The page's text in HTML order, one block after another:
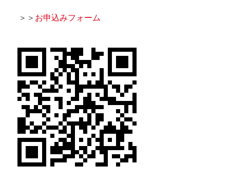
＞＞ お申込みフォーム